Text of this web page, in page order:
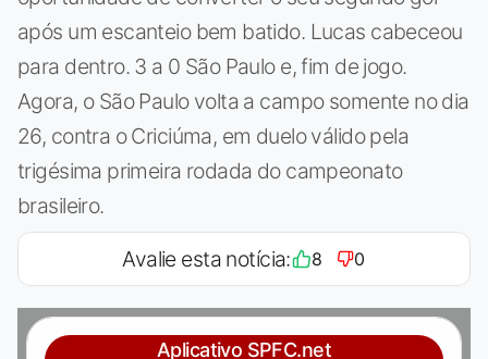
após um escanteio bem batido. Lucas cabeceou
para dentro. 3 a 0 São Paulo e, fim de jogo.
Agora, o São Paulo volta a campo somente no dia
26, contra o Criciúma, em duelo válido pela
trigésima primeira rodada do campeonato
brasileiro.
Avalie esta notícia: 8 0
Aplicativo SPFC.net